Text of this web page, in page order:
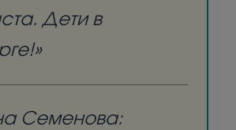
Дети в
Семенова: